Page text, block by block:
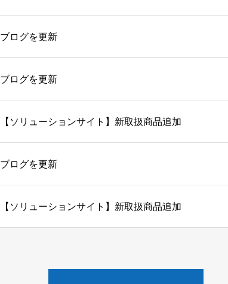
ブログを更新
ブログを更新
【ソリューションサイト】新取扱商品追加
ブログを更新
【ソリューションサイト】新取扱商品追加